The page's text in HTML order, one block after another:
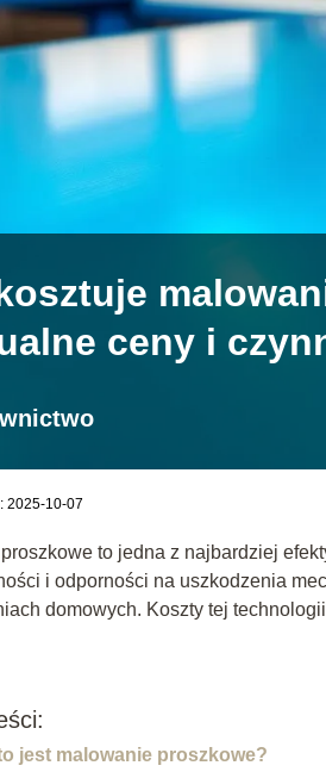
ceny i
2025-10-07
to jedna z najbardziej
i odporności na uszkodzenia
domowych. Koszty tej
jest malowanie proszkowe?